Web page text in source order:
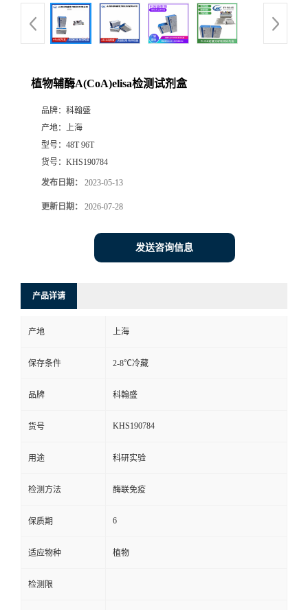
植物辅酶A(CoA)elisa检测试剂盒
品牌： 科翰盛
产地： 上海
型号： 48T 96T
货号： KHS190784
发布日期： 2023-05-13
更新日期： 2026-07-28
发送咨询信息
产品详请
产地 上海
保存条件 2-8℃冷藏
品牌 科翰盛
货号 KHS190784
用途 科研实验
检测方法 酶联免疫
保质期 6
适应物种 植物
检测限